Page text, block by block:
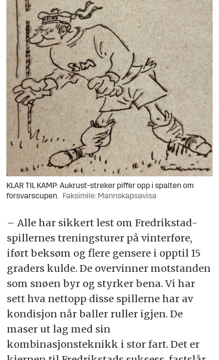
KLAR TIL KAMP: Aukrust-streker piffer opp i spalten om
forsvarscupen.
Faksimile: Mannskapsavisa
– Alle har sikkert lest om Fredrikstad-
spillernes treningsturer på vinterføre,
iført beksøm og flere gensere i opptil 15
graders kulde. De overvinner motstanden
som snøen byr og styrker bena. Vi har
sett hva nettopp disse spillerne har av
kondisjon når baller ruller igjen. De
maser ut lag med sin
kombinasjonsteknikk i stor fart. Det er